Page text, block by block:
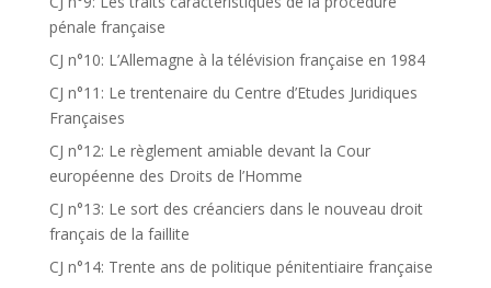
pénale française
CJ n°10: L’Allemagne à la télévision française en 1984
CJ n°11: Le trentenaire du Centre d’Etudes Juridiques
Françaises
CJ n°12: Le règlement amiable devant la Cour
européenne des Droits de l’Homme
CJ n°13: Le sort des créanciers dans le nouveau droit
français de la faillite
CJ n°14: Trente ans de politique pénitentiaire française